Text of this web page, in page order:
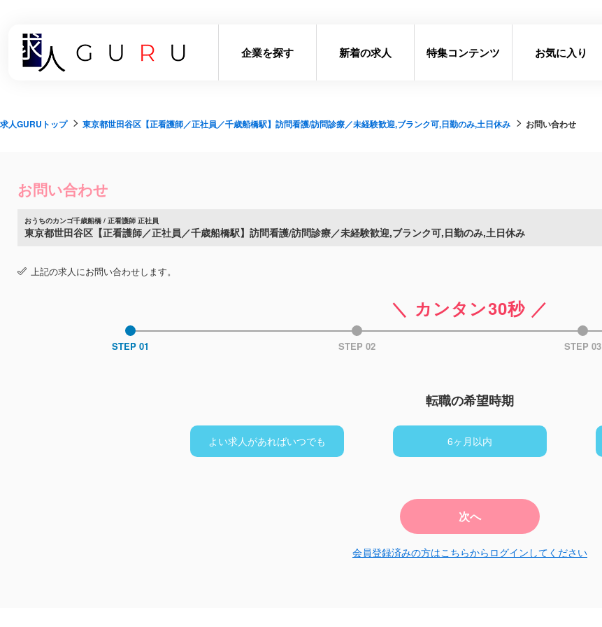
企業を探す 新着の求人 特集コンテンツ お気に入り
求人GURUトップ 東京都世田谷区【正看護師／正社員／千歳船橋駅】訪問看護/訪問診療／未経験歓迎,ブランク可,日勤のみ,土日休み お問い合わせ
お問い合わせ
おうちのカンゴ千歳船橋 / 正看護師 正社員
東京都世田谷区【正看護師／正社員／千歳船橋駅】訪問看護/訪問診療／未経験歓迎,ブランク可,日勤のみ,土日休み
上記の求人にお問い合わせします。
＼ カンタン30秒 ／
STEP 01 STEP 02 STEP 03
転職の希望時期
よい求人があればいつでも 6ヶ月以内
次へ
会員登録済みの方はこちらからログインしてください